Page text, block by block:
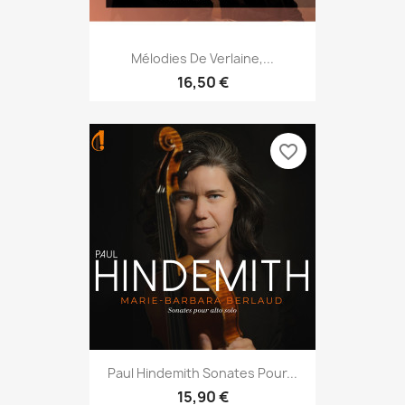
Mélodies De Verlaine,...
16,50 €
Paul Hindemith Sonates Pour...
15,90 €
favorite_border